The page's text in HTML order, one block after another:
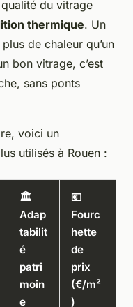
du vitrage
thermique. Un
de chaleur qu’un
bon vitrage, c’est
sans ponts
voici un
utilisés à Rouen :
🏛️
Adap
tabilit
é
patri
moin
e
💶
Fourc
hette
de
prix
(€/m²
)